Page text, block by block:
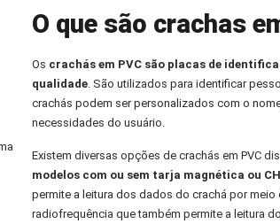
O que são crachas
Os crachás em PVC são placas de
qualidade. São utilizados para identificar
crachás podem ser personalizados com o
necessidades do usuário.
Existem diversas opções de crachás em PVC
modelos com ou sem tarja magnética ou
permite a leitura dos dados do crachá por meio
radiofrequência que também permite a leitura